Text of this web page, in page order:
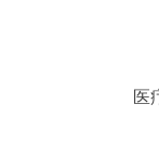
医